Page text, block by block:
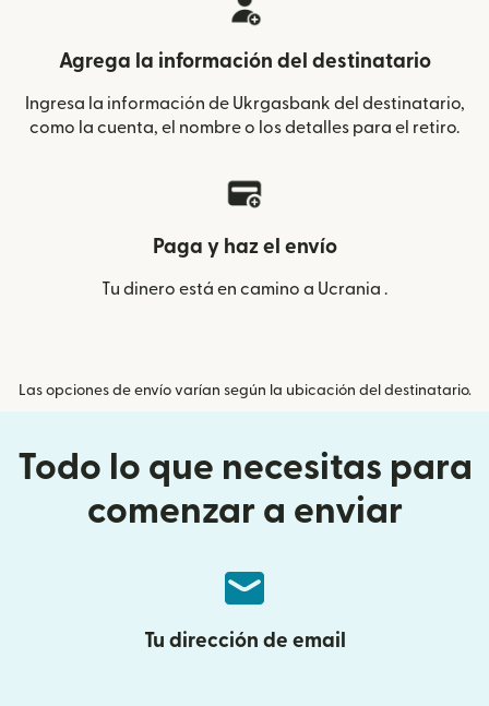
Agrega la información del destinatario
Ingresa la información de Ukrgasbank del destinatario,
como la cuenta, el nombre o los detalles para el retiro.
Paga y haz el envío
Tu dinero está en camino a Ucrania .
Las opciones de envío varían según la ubicación del destinatario.
Todo lo que necesitas para
comenzar a enviar
Tu dirección de email